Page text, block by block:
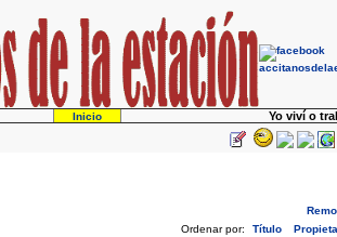
Inicio Yo viví o
Ordenar por:
Título